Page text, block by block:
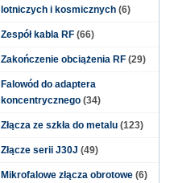
lotniczych i kosmicznych (6)
Zespół kabla RF (66)
Zakończenie obciążenia RF (29)
Falowód do adaptera
koncentrycznego (34)
Złącza ze szkła do metalu (123)
Złącze serii J30J (49)
Mikrofalowe złącza obrotowe (6)